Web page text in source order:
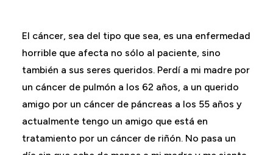
El cáncer, sea del tipo que sea, es una enfermedad
horrible que afecta no sólo al paciente, sino
también a sus seres queridos. Perdí a mi madre por
un cáncer de pulmón a los 62 años, a un querido
amigo por un cáncer de páncreas a los 55 años y
actualmente tengo un amigo que está en
tratamiento por un cáncer de riñón. No pasa un